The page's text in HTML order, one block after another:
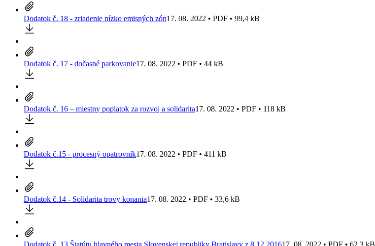
Dodatok č. 18 - zriadenie nízko emisných zón17. 08. 2022 • PDF • 99,4 kB
Dodatok č. 17 - dočasné parkovanie17. 08. 2022 • PDF • 44 kB
Dodatok č. 16 – miestny poplatok za rozvoj a solidarita17. 08. 2022 • PDF • 118 kB
Dodatok č.15 - procesný opatrovník17. 08. 2022 • PDF • 411 kB
Dodatok č.14 - Solidarita trovy konania17. 08. 2022 • PDF • 33,6 kB
Dodatok č. 13 Štatútu hlavného mesta Slovenskej republiky Bratislavy z 8.12.201617. 08. 2022 • PDF • 62,3 kB